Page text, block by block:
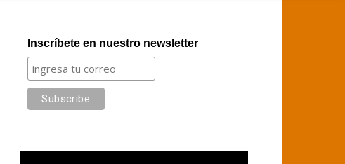
Inscríbete en nuestro newsletter